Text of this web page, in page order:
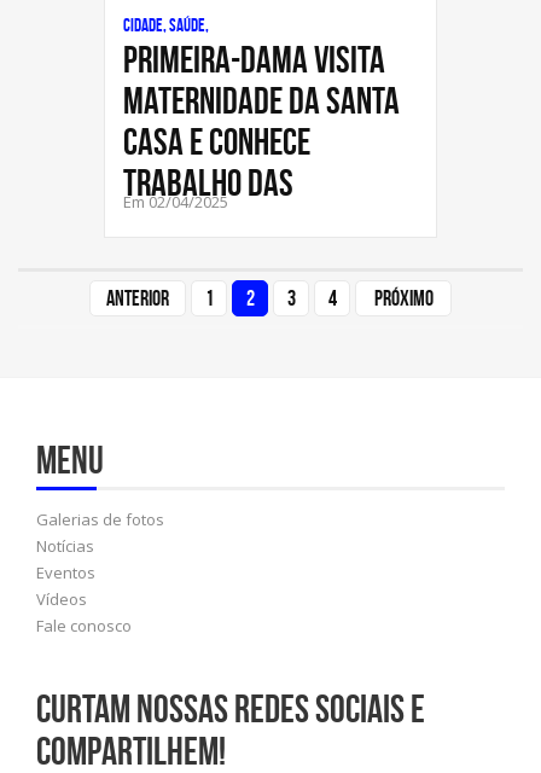
Cidade, Saúde,
Primeira-dama visita
Maternidade da Santa
Casa e conhece
trabalho das
Em 02/04/2025
Anterior 1 2 3 4 Próximo
Menu
Galerias de fotos
Notícias
Eventos
Vídeos
Fale conosco
Curtam nossas redes sociais e
compartilhem!